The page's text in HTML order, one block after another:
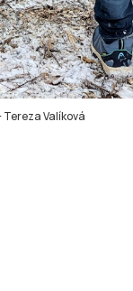
Tereza Valíková